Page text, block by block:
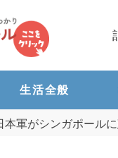
生活全般
軍がシンガポール